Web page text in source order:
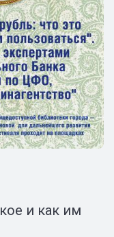
и как им